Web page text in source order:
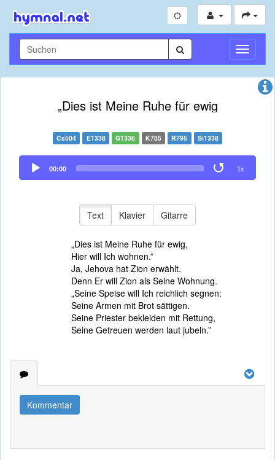
„Dies ist Meine Ruhe für ewig
Cs504 E1338 G1338 K785 R795 Si1338
Audio
Player
00:00 1x
Text Klavier Gitarre
„Dies ist Meine Ruhe für ewig,
Hier will Ich wohnen.”
Ja, Jehova hat Zion erwählt.
Denn Er will Zion als Seine Wohnung.
„Seine Speise will Ich reichlich segnen:
Seine Armen mit Brot sättigen.
Seine Priester bekleiden mit Rettung,
Seine Getreuen werden laut jubeln.”
Kommentar